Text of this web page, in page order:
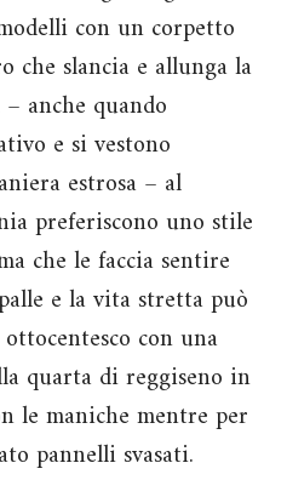
con un corpetto
che slancia e allunga la
anche quando
e si vestono
estrosa – al
preferiscono uno stile
che le faccia sentire
e la vita stretta può
con una
quarta di reggiseno in
le maniche mentre per
pannelli svasati.